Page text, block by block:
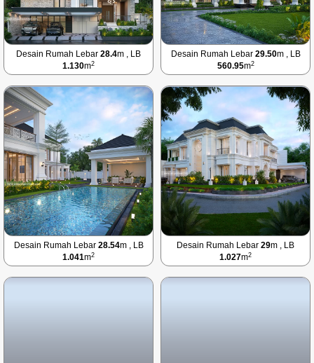
Desain Rumah Lebar 28.4m , LB
1.130m2
Desain Rumah Lebar 29.50m , LB
560.95m2
Desain Rumah Lebar 28.54m , LB
1.041m2
Desain Rumah Lebar 29m , LB
1.027m2